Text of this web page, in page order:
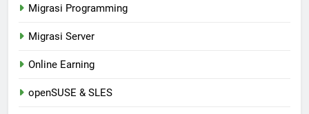
Migrasi Programming
Migrasi Server
Online Earning
openSUSE & SLES